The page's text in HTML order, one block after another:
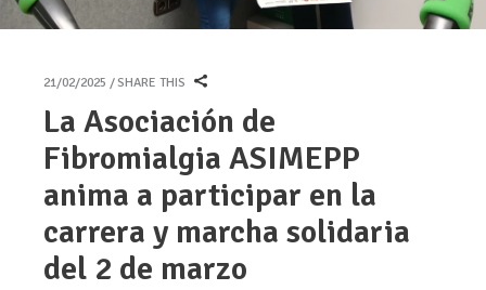
21/02/2025 SHARE THIS
La Asociación de
Fibromialgia ASIMEPP
anima a participar en la
carrera y marcha solidaria
del 2 de marzo